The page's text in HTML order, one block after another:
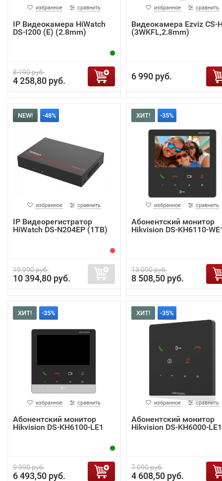
избранное сравнить
IP Видеокамера HiWatch
DS-I200 (E) (2.8mm)
8 190 руб.
4 258,80 руб.
избранное сравнить
Видеокамера Ezviz CS-
(3WKFL,2.8mm)
6 990 руб.
NEW! -48%
избранное сравнить
IP Видеорегистратор
HiWatch DS-N204EP (1TB)
19 990 руб.
10 394,80 руб.
ХИТ! -35%
избранное сравнить
Абонентский монитор
Hikvision DS-KH6110-
13 090 руб.
8 508,50 руб.
ХИТ! -35%
избранное сравнить
Абонентский монитор
Hikvision DS-KH6100-LE1
9 990 руб.
6 493,50 руб.
ХИТ! -35%
избранное сравнить
Абонентский монитор
Hikvision DS-KH6000-LE1
7 090 руб.
4 608,50 руб.